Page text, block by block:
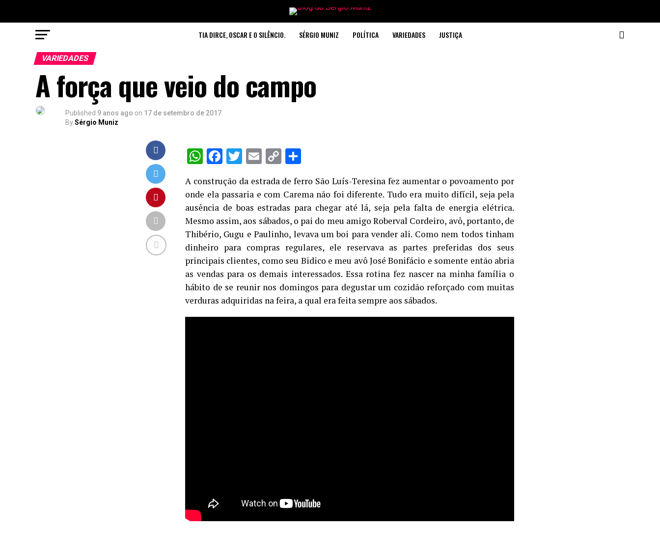
TIA DIRCE, OSCAR E O SILÊNCIO. SÉRGIO MUNIZ POLÍTICA VARIEDADES JUSTIÇA
VARIEDADES
A força que veio do campo
Published 9 anos ago on 17 de setembro de 2017
BySérgio Muniz
WhatsApp
Facebook
Twitter
Email
Copy
A construção da estrada de ferro São Luís-Teresina fez aumentar o povoamento por
onde ela passaria e com Carema não foi diferente. Tudo era muito difícil, seja pela
ausência de boas estradas para chegar até lá, seja pela falta de energia elétrica.
Mesmo assim, aos sábados, o pai do meu amigo Roberval Cordeiro, avô, portanto, de
Thibério, Gugu e Paulinho, levava um boi para vender ali. Como nem todos tinham
dinheiro para compras regulares, ele reservava as partes preferidas dos seus
principais clientes, como seu Bidico e meu avô José Bonifácio e somente então abria
as vendas para os demais interessados. Essa rotina fez nascer na minha família o
hábito de se reunir nos domingos para degustar um cozidão reforçado com muitas
verduras adquiridas na feira, a qual era feita sempre aos sábados.